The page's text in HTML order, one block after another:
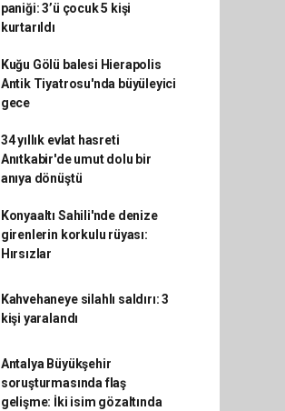
paniği: 3’ü çocuk 5 kişi
kurtarıldı
Kuğu Gölü balesi Hierapolis
Antik Tiyatrosu'nda büyüleyici
gece
34 yıllık evlat hasreti
Anıtkabir'de umut dolu bir
anıya dönüştü
Konyaaltı Sahili'nde denize
girenlerin korkulu rüyası:
Hırsızlar
Kahvehaneye silahlı saldırı: 3
kişi yaralandı
Antalya Büyükşehir
soruşturmasında flaş
gelişme: İki isim gözaltında